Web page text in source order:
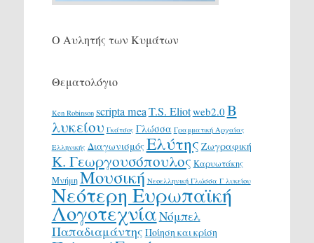
Ο Αυλητής των Κυμάτων
Θεματολόγιο
Ken Robinson scripta meaT.S. Eliotweb2.0 Β
λυκείου Γκάτσος Γλώσσα Γραμματική Αρχαίας
Ελληνικής ΔιαγωνισμόςΕλύτης Ζωγραφική
Κ. Γεωργουσόπουλος Καρυωτάκης
ΜνήμηΜουσική Νεοελληνική Γλώσσα Γ λυκείου
Νεότερη Ευρωπαϊκή
ΛογοτεχνίαΝόμπελ
Παπαδιαμάντης Ποίηση και κρίση